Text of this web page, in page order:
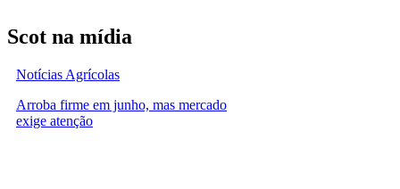
Scot na mídia
Notícias Agrícolas
Arroba firme em junho, mas mercado
exige atenção